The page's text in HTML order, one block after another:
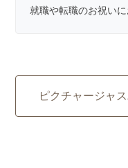
就職や転職のお祝いに
ピクチャージャ